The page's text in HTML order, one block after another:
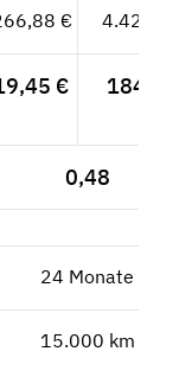
€ 4.425,95
€ 184,41
0,48
24 Monate
15.000 km